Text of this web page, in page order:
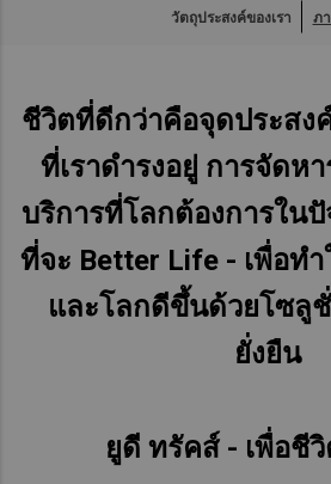
ผู้สนใจลงทุนศูนย์บริการ
ค้นหาดีลเลอร์
Thailand
Asia Pacific
China
Hong Kong (Region of
Japan
Korea
Malaysia
Cambodia
Myanmar
Philippines
วัตถุประสงค์ของเรา ภ
ชีวิตที่ดีกว่าคือจุดประสง
ที่เราดำรงอยู่ การจัดห
บริการที่โลกต้องการใน
ที่จะ Better Life - เพื่อท
และโลกดีขึ้นด้วยโซลู
ยั่งยืน
ยูดี ทรัคส์ - เพื่อชี